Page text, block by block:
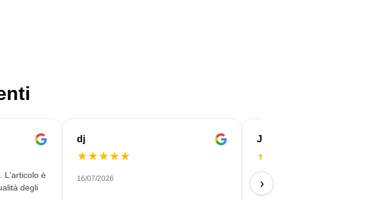
L'articolo è
degli
dj
★★★★★
16/07/2026
Joke
★
14/07/2026
›